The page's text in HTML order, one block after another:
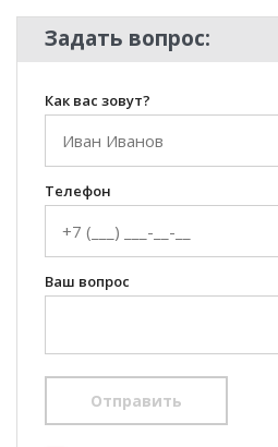
Задать вопрос:
Как вас зовут?
Телефон
Ваш вопрос
Отправить